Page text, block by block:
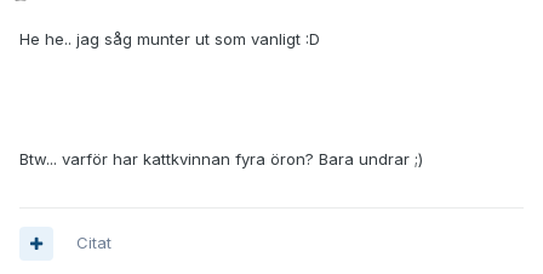
He he.. jag såg munter ut som vanligt :D
Btw... varför har kattkvinnan fyra öron? Bara undrar ;)
Citat